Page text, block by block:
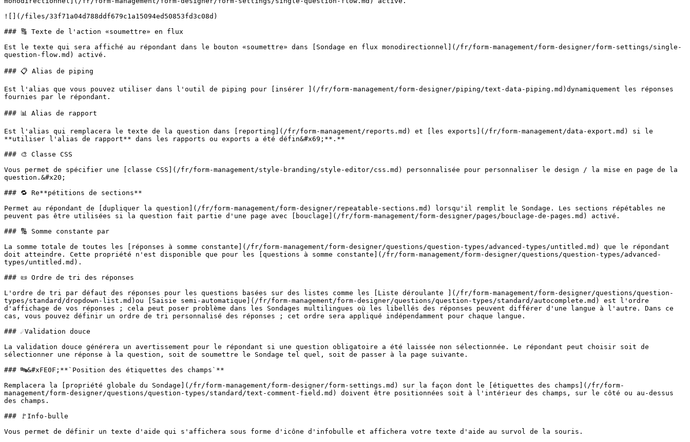
![](/files/33f71a04d788ddf679c1a15094ed50853fd3c08d)
### 🔠 Texte de l'action «soumettre» en flux
Est le texte qui sera affiché au répondant dans le bouton «soumettre» dans [Sondage en flux monodirectionnel](/fr/form-management/form-designer/form-settings/single-
question-flow.md) activé.
### 📋 Alias de piping
Est l'alias que vous pouvez utiliser dans l'outil de piping pour [insérer ](/fr/form-management/form-designer/piping/text-data-piping.md)dynamiquement les réponses
fournies par le répondant.
### 📊 Alias de rapport
Est l'alias qui remplacera le texte de la question dans [reporting](/fr/form-management/reports.md) et [les exports](/fr/form-management/data-export.md) si le
**utiliser l'alias de rapport** dans les rapports ou exports a été défin&#x69;**.**
### 🎨 Classe CSS
Vous permet de spécifier une [classe CSS](/fr/form-management/style-branding/style-editor/css.md) personnalisée pour personnaliser le design / la mise en page de la
question.&#x20;
### 🔁 Re**pétitions de sections**
Permet au répondant de [dupliquer la question](/fr/form-management/form-designer/repeatable-sections.md) lorsqu'il remplit le Sondage. Les sections répétables ne
peuvent pas être utilisées si la question fait partie d'une page avec [bouclage](/fr/form-management/form-designer/pages/bouclage-de-pages.md) activé.
### 🔢 Somme constante par
La somme totale de toutes les [réponses à somme constante](/fr/form-management/form-designer/questions/question-types/advanced-types/untitled.md) que le répondant
doit atteindre. Cette propriété n'est disponible que pour les [questions à somme constante](/fr/form-management/form-designer/questions/question-types/advanced-
types/untitled.md).
### 📜️ Ordre de tri des réponses
L'ordre de tri par défaut des réponses pour les questions basées sur des listes comme les [Liste déroulante ](/fr/form-management/form-designer/questions/question-
types/standard/dropdown-list.md)ou [Saisie semi-automatique](/fr/form-management/form-designer/questions/question-types/standard/autocomplete.md) est l'ordre
d'affichage de vos réponses ; cela peut poser problème dans les Sondages multilingues où les libellés des réponses peuvent différer d'une langue à l'autre. Dans ce
cas, vous pouvez définir un ordre de tri personnalisé des réponses ; cet ordre sera appliqué indépendamment pour chaque langue.
### ☄️Validation douce
La validation douce générera un avertissement pour le répondant si une question obligatoire a été laissée non sélectionnée. Le répondant peut choisir soit de
sélectionner une réponse à la question, soit de soumettre le Sondage tel quel, soit de passer à la page suivante.
### 🔤&#xFE0F;**`Position des étiquettes des champs`**
Remplacera la [propriété globale du Sondage](/fr/form-management/form-designer/form-settings.md) sur la façon dont le [étiquettes des champs](/fr/form-
management/form-designer/questions/question-types/standard/text-comment-field.md) doivent être positionnées soit à l'intérieur des champs, sur le côté ou au-dessus
des champs.
### 🚩Info-bulle
Vous permet de définir un texte d'aide qui s'affichera sous forme d'icône d'infobulle et affichera votre texte d'aide au survol de la souris.